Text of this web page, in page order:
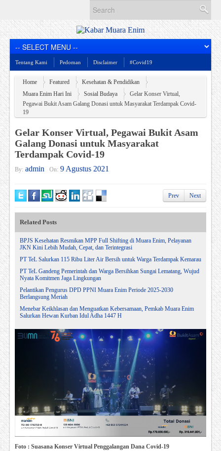
Tentang Kami Pedoman Disclaimer #Covid19
Home Featured
Kesehatan & Pendidikan
Muara Enim Hari Ini
Sosial Budaya
Gelar Konser Virtual,
Pegawai Bukit Asam Galang Donasi untuk Masyarakat Terdampak Covid-
19
Gelar Konser Virtual, Pegawai Bukit Asam
Galang Donasi untuk Masyarakat
Terdampak Covid-19
By: admin On: 9 Agustus 2021
Prev Next
Related Posts
BPJS Kesehatan Resmikan MPP Full Shifting di Muara Enim, Pelayanan
JKN Kini Lebih Mudah, Cepat, dan Terintegrasi
PT TeL Salurkan 115 Ribu Liter Air Bersih untuk Warga Terdampak Kemarau
PT TeL Gandeng Pemerintah dan Warga Bersihkan Sungai Lematang, Wujud
Nyata Komitmen Jaga Lingkungan
Pelantikan Pengurus DPD PPNI Muara Enim Periode 2025-2030
Berlangsung Meriah
Menebar Keikhlasan dan Menguatkan Kebersamaan, Pemkab Muara Enim
Salurkan Hewan Kurban Idul Adha 1447 H
Foto : Suasana Konser Virtual Penggalangan Dana Covid-19